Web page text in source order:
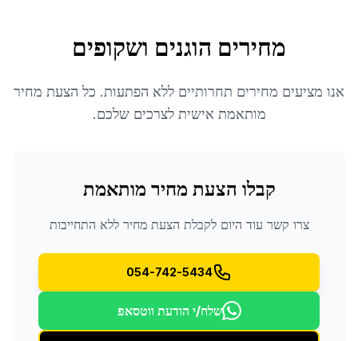
מחירים הוגנים ושקופים
אנו מציעים מחירים תחרותיים ללא הפתעות. כל הצעת מחיר
מותאמת אישית לצרכים שלכם.
קבלו הצעת מחיר מותאמת
צרו קשר עוד היום לקבלת הצעת מחיר ללא התחייבות
054-742-5434
שלח/י הודעת ווטסאפ